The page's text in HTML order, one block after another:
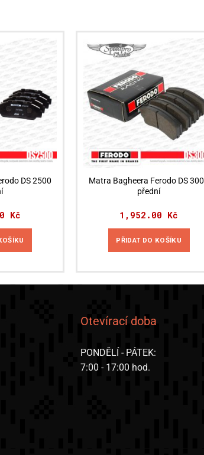
DS 2500
Kč
Matra Bagheera Ferodo DS
přední
1,952.00 Kč
PŘIDAT DO KOŠÍKU
Otevírací doba
PONDĚLÍ - PÁTEK:
7:00 - 17:00 hod.